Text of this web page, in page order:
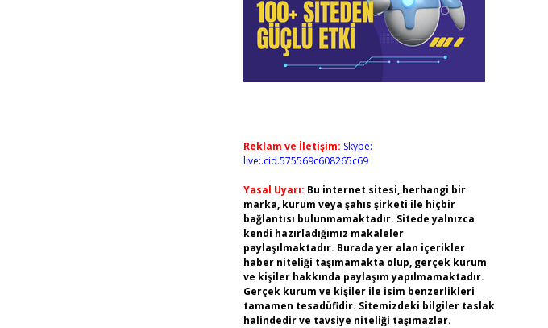
Reklam ve İletişim: Skype:
live:.cid.575569c608265c69
Yasal Uyarı: Bu internet sitesi, herhangi bir
marka, kurum veya şahıs şirketi ile hiçbir
bağlantısı bulunmamaktadır. Sitede yalnızca
kendi hazırladığımız makaleler
paylaşılmaktadır. Burada yer alan içerikler
haber niteliği taşımamakta olup, gerçek kurum
ve kişiler hakkında paylaşım yapılmamaktadır.
Gerçek kurum ve kişiler ile isim benzerlikleri
tamamen tesadüfidir. Sitemizdeki bilgiler taslak
halindedir ve tavsiye niteliği taşımazlar.